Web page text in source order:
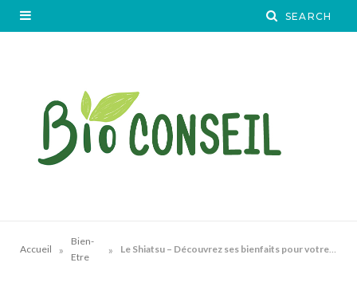
Accueil »
Bien-
Etre
» Le Shiatsu – Découvrez ses bienfaits pour votre Santé et relaxation